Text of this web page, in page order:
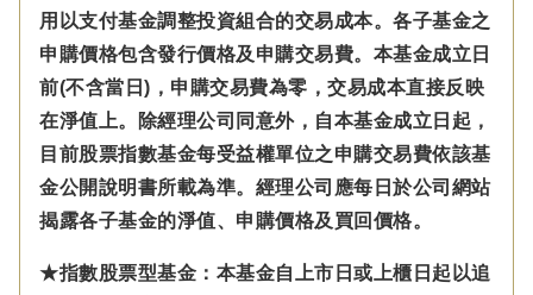
用以支付基金調整投資組合的交易成本。各子基金之
申購價格包含發行價格及申購交易費。本基金成立日
前(不含當日)，申購交易費為零，交易成本直接反映
在淨值上。除經理公司同意外，自本基金成立日起，
目前股票指數基金每受益權單位之申購交易費依該基
金公開說明書所載為準。經理公司應每日於公司網站
揭露各子基金的淨值、申購價格及買回價格。
★指數股票型基金：本基金自上市日或上櫃日起以追